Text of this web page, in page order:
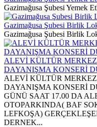
Gazimağusa Şubesi Yemek
Gazimağusa Şubesi Birlik
Gazimağusa Şubesi Birlik
ALEVİ KÜLTÜR
DAYANIŞMA KONSERİ
ALEVİ KÜLTÜR
DAYANIŞMA KONSERİ
GÜNÜ SAAT 17.00 DA
OTOPARKINDA( BAF
LEFKOŞA)
DERNEK...